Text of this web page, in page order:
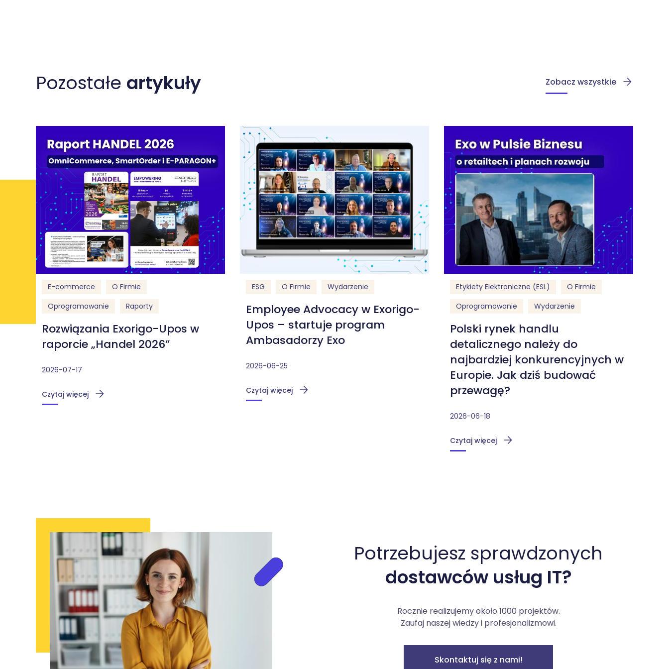
Pozostałe artykuły Zobacz wszystkie
E-commerce
O Firmie
Oprogramowanie
Raporty
Rozwiązania Exorigo-Upos w
raporcie „Handel 2026”
2026-07-17
Czytaj więcej
ESG O Firmie Wydarzenie
Employee Advocacy w Exorigo-
Upos – startuje program
Ambasadorzy Exo
2026-06-25
Czytaj więcej
Etykiety Elektroniczne (ESL)
O Firmie
Oprogramowanie
Wydarzenie
Polski rynek handlu
detalicznego należy do
najbardziej konkurencyjnych w
Europie. Jak dziś budować
przewagę?
2026-06-18
Czytaj więcej
Potrzebujesz sprawdzonych
dostawców usług IT?
Rocznie realizujemy około 1000 projektów.
Zaufaj naszej wiedzy i profesjonalizmowi.
Skontaktuj się z nami!